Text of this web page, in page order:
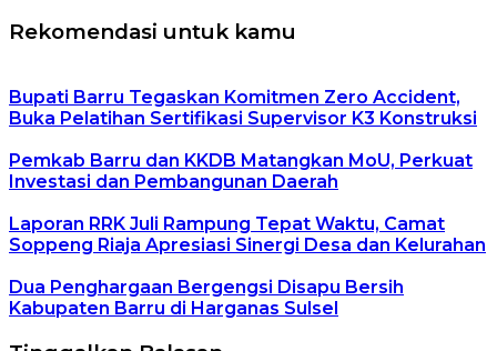
Rekomendasi untuk kamu
Bupati Barru Tegaskan Komitmen Zero Accident,
Buka Pelatihan Sertifikasi Supervisor K3 Konstruksi
Pemkab Barru dan KKDB Matangkan MoU, Perkuat
Investasi dan Pembangunan Daerah
Laporan RRK Juli Rampung Tepat Waktu, Camat
Soppeng Riaja Apresiasi Sinergi Desa dan Kelurahan
Dua Penghargaan Bergengsi Disapu Bersih
Kabupaten Barru di Harganas Sulsel